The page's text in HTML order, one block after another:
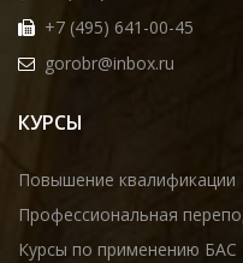
+7 (495) 641-00-45
gorobr@inbox.ru
КУРСЫ
Повышение квалификации
Профессиональная
Курсы по применению БАС